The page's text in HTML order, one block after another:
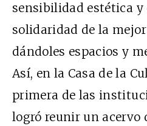
sensibilidad estética
solidaridad de la
dándoles espacios y
Así, en la Casa de la
primera de las
logró reunir un acervo